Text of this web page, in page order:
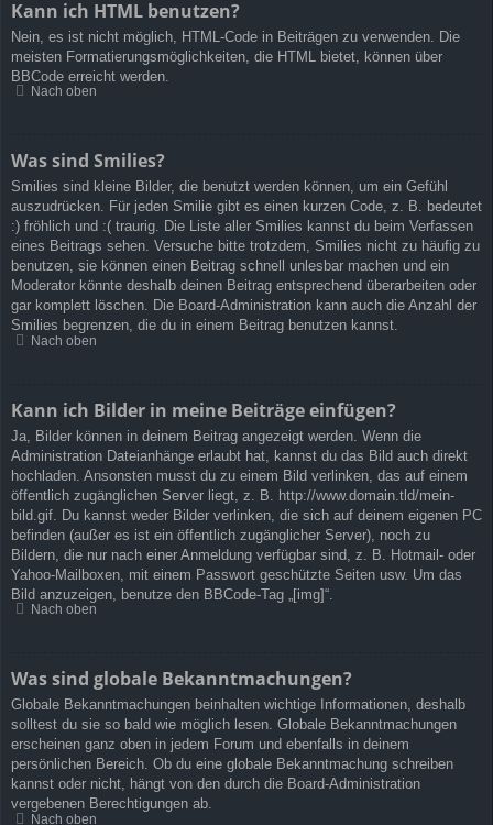
Kann ich HTML benutzen?
Nein, es ist nicht möglich, HTML-Code in Beiträgen zu verwenden. Die
meisten Formatierungsmöglichkeiten, die HTML bietet, können über
BBCode erreicht werden.
Nach oben
Was sind Smilies?
Smilies sind kleine Bilder, die benutzt werden können, um ein Gefühl
auszudrücken. Für jeden Smilie gibt es einen kurzen Code, z. B. bedeutet
:) fröhlich und :( traurig. Die Liste aller Smilies kannst du beim Verfassen
eines Beitrags sehen. Versuche bitte trotzdem, Smilies nicht zu häufig zu
benutzen, sie können einen Beitrag schnell unlesbar machen und ein
Moderator könnte deshalb deinen Beitrag entsprechend überarbeiten oder
gar komplett löschen. Die Board-Administration kann auch die Anzahl der
Smilies begrenzen, die du in einem Beitrag benutzen kannst.
Nach oben
Kann ich Bilder in meine Beiträge einfügen?
Ja, Bilder können in deinem Beitrag angezeigt werden. Wenn die
Administration Dateianhänge erlaubt hat, kannst du das Bild auch direkt
hochladen. Ansonsten musst du zu einem Bild verlinken, das auf einem
öffentlich zugänglichen Server liegt, z. B. http://www.domain.tld/mein-
bild.gif. Du kannst weder Bilder verlinken, die sich auf deinem eigenen PC
befinden (außer es ist ein öffentlich zugänglicher Server), noch zu
Bildern, die nur nach einer Anmeldung verfügbar sind, z. B. Hotmail- oder
Yahoo-Mailboxen, mit einem Passwort geschützte Seiten usw. Um das
Bild anzuzeigen, benutze den BBCode-Tag „[img]“.
Nach oben
Was sind globale Bekanntmachungen?
Globale Bekanntmachungen beinhalten wichtige Informationen, deshalb
solltest du sie so bald wie möglich lesen. Globale Bekanntmachungen
erscheinen ganz oben in jedem Forum und ebenfalls in deinem
persönlichen Bereich. Ob du eine globale Bekanntmachung schreiben
kannst oder nicht, hängt von den durch die Board-Administration
vergebenen Berechtigungen ab.
Nach oben